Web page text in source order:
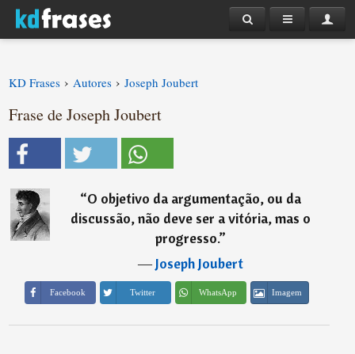
KD Frases › Autores › Joseph Joubert
Frase de Joseph Joubert
“O objetivo da argumentação, ou da
discussão, não deve ser a vitória, mas o
progresso.”
―Joseph Joubert
Facebook Twitter WhatsApp Imagem